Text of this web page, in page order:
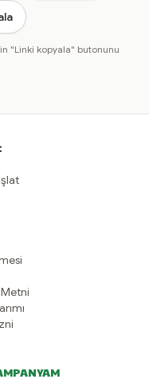
"Linki kopyala" butonunu